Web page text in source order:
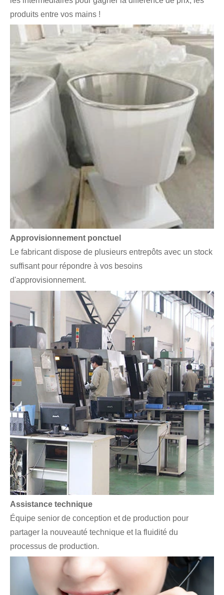
produits entre vos mains !
Approvisionnement ponctuel
Le fabricant dispose de plusieurs entrepôts avec un stock
suffisant pour répondre à vos besoins
d'approvisionnement.
Assistance technique
Équipe senior de conception et de production pour
partager la nouveauté technique et la fluidité du
processus de production.